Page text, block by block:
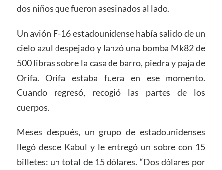
dos niños que fueron asesinados al lado.
Un avión F-16 estadounidense había salido de un
cielo azul despejado y lanzó una bomba Mk82 de
500 libras sobre la casa de barro, piedra y paja de
Orifa. Orifa estaba fuera en ese momento.
Cuando regresó, recogió las partes de los
cuerpos.
Meses después, un grupo de estadounidenses
llegó desde Kabul y le entregó un sobre con 15
billetes: un total de 15 dólares. “Dos dólares por